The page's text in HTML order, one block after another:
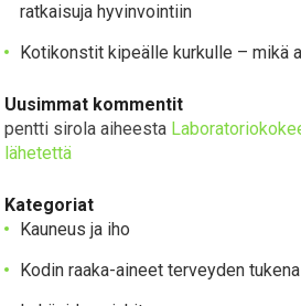
ratkaisuja hyvinvointiin
Kotikonstit kipeälle kurkulle – mikä
Uusimmat kommentit
pentti sirola aiheesta
lähetettä
Kategoriat
Kauneus ja iho
Kodin raaka-aineet terveyden tukena